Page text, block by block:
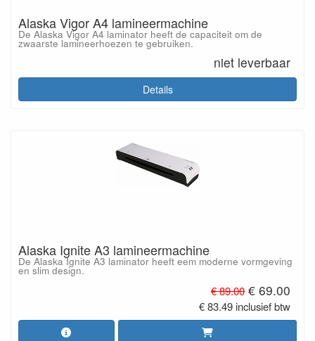
Alaska Vigor A4 lamineermachine
De Alaska Vigor A4 laminator heeft de capaciteit om de
zwaarste lamineerhoezen te gebruiken.
niet leverbaar
Details
Alaska Ignite A3 lamineermachine
De Alaska Ignite A3 laminator heeft eem moderne vormgeving
en slim design.
€ 89.00 € 69.00
€ 83.49 inclusief btw